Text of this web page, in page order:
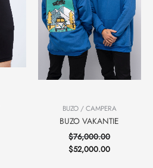
BUZO / CAMPERA
BUZO VAKANTIE
$76,000.00
$52,000.00